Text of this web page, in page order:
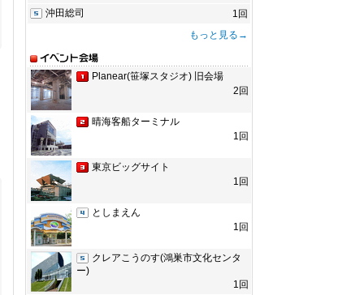
沖田総司
1回
もっと見る→
Planear(笹塚スタジオ) 旧会場
2回
晴海客船ターミナル
1回
東京ビッグサイト
1回
としまえん
1回
クレアこうのす(鴻巣市文化センタ
ー)
1回